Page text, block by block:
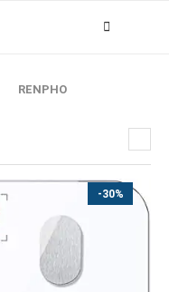
RENPHO
-30%